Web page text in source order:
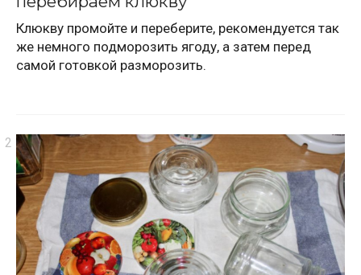
Клюкву промойте и переберите, рекомендуется так
же немного подморозить ягоду, а затем перед
самой готовкой разморозить.